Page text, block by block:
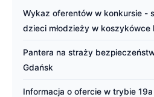
Wykaz oferentów w konkursie -
dzieci młodzieży w
Pantera na straży
Gdańsk
Informacja o ofercie w trybie